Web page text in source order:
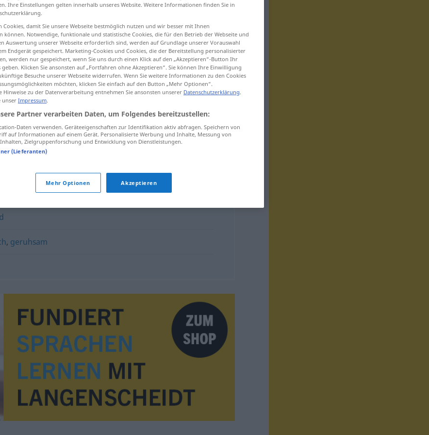
,-каgen lauschigesPlätzchen
, geruhsam
Ihre Einstellungen gelten innerhalb unseres Website. Weitere Informationen finden Sie in
Cookies, damit Sie unsere Webseite bestmöglich nutzen und wir besser mit Ihnen
können. Notwendige, funktionale und statistische Cookies, die für den Betrieb der Webseite und
Auswertung unserer Webseite erforderlich sind, werden auf Grundlage unserer Vorauswahl
Endgerät gespeichert. Marketing-Cookies und Cookies, die der Bereitstellung personalisierter
werden nur gespeichert, wenn Sie uns durch einen Klick auf den „Akzeptieren“-Button Ihr
geben. Klicken Sie ansonsten auf „Fortfahren ohne Akzeptieren“. Sie können Ihre Einwilligung
Besuche unserer Webseite widerrufen. Wenn Sie weitere Informationen zu den Cookies
möchten, klicken Sie einfach auf den Button „Mehr Optionen“.
Hinweise zu der Datenverarbeitung entnehmen Sie ansonsten unserer Datenschutzerklärung.
unser Impressum.
Partner verarbeiten Daten, um Folgendes bereitzustellen:
Daten verwenden. Geräteeigenschaften zur Identifikation aktiv abfragen. Speichern von
auf Informationen auf einem Gerät. Personalisierte Werbung und Inhalte, Messung von
Zielgruppenforschung und Entwicklung von Dienstleistungen.
(Lieferanten)
Mehr Optionen Akzeptieren